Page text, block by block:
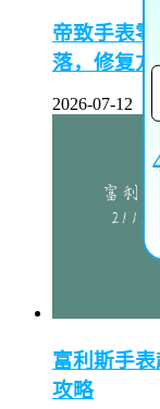
帝致手表
落，修复方
2026-07-12
富利斯手
攻略